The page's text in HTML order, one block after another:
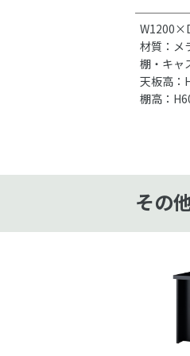
材質：メ
棚・キャ
天板高：
棚高：
その